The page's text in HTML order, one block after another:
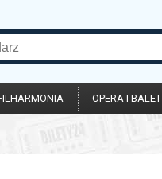
OPERA I BALET